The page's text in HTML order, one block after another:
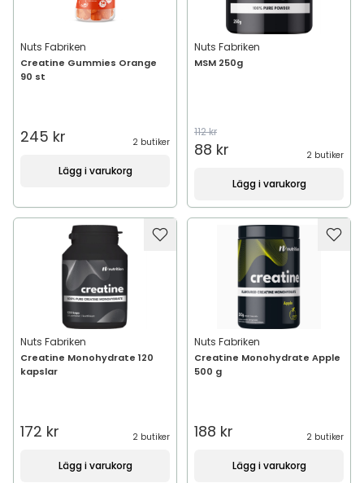
Nuts Fabriken
Creatine Gummies Orange
90 st
245 kr 2 butiker
Lägg i varukorg
Nuts Fabriken
MSM 250g
112 kr
88 kr 2 butiker
Lägg i varukorg
Nuts Fabriken
Creatine Monohydrate 120
kapslar
172 kr 2 butiker
Lägg i varukorg
Nuts Fabriken
Creatine Monohydrate Apple
500 g
188 kr 2 butiker
Lägg i varukorg